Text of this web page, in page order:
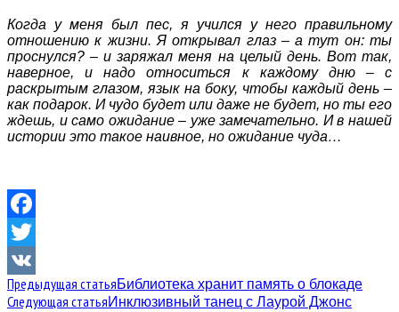
Когда у меня был пес, я учился у него правильному
отношению к жизни. Я открывал глаз – а тут он: ты
проснулся? – и заряжал меня на целый день. Вот так,
наверное, и надо относиться к каждому дню – с
раскрытым глазом, язык на боку, чтобы каждый день –
как подарок. И чудо будет или даже не будет, но ты его
ждешь, и само ожидание – уже замечательно. И в нашей
истории это такое наивное, но ожидание чуда…
Facebook
Twitter
VK
Предыдущая статьяБиблиотека хранит память о блокаде
Следующая статьяИнклюзивный танец с Лаурой Джонс